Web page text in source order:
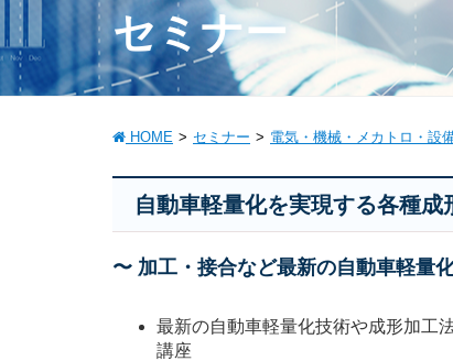
セミナー
HOME セミナー 電気・機械・メカトロ・設
自動車軽量化を実現する各種
〜 加工・接合など最新の自動車軽量
最新の自動車軽量化技術や成形加工
講座